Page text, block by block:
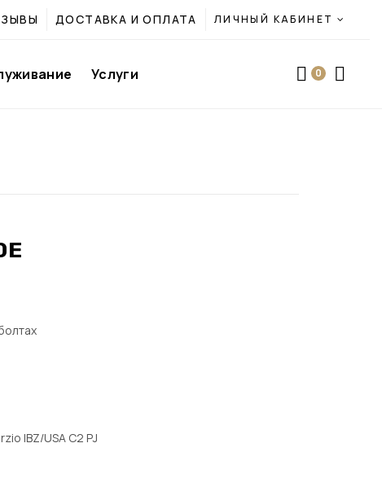
ДОСТАВКА И ОПЛАТА ЛИЧНЫЙ КАБИНЕТ
Услуги 0
IBZ/USA C2 PJ